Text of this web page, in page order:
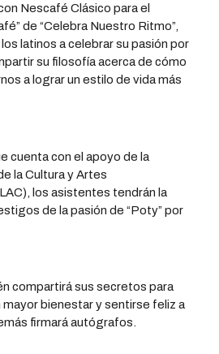
Nescafé Clásico para el
de “Celebra Nuestro Ritmo”,
latinos a celebrar su pasión por
su filosofía acerca de cómo
a lograr un estilo de vida más
cuenta con el apoyo de la
la Cultura y Artes
los asistentes tendrán la
de la pasión de “Poty” por
compartirá sus secretos para
bienestar y sentirse feliz a
firmará autógrafos.